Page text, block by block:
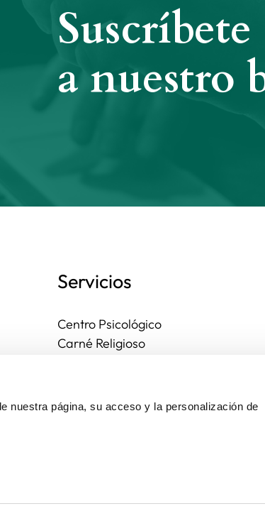
nuestra página, su acceso y la personalización de
Suscríbete
a nuestro
Servicios
Centro Psicológico
Carné Religioso
Actividades